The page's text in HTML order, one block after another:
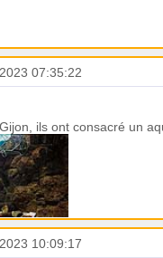
07:35:22
ils ont consacré un
10:09:17